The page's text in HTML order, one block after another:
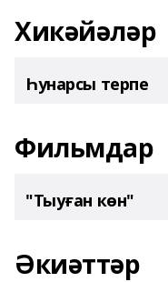
Хикәйәләр
Һунарсы терпе
Фильмдар
"Тыуған көн"
Әкиәттәр